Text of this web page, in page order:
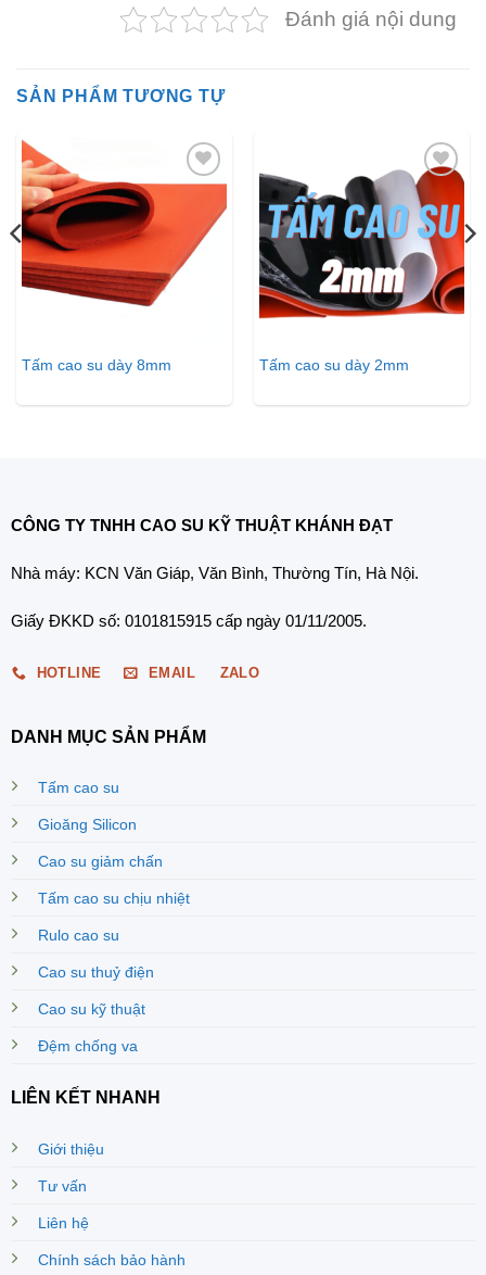
Đánh giá nội dung
SẢN PHẨM TƯƠNG TỰ
danh
sách
yêu
thích
Tấm cao su dày 8mm
vào
danh
sách
yêu
thích
Tấm cao su dày 2mm
CÔNG TY TNHH CAO SU KỸ THUẬT KHÁNH ĐẠT
Nhà máy: KCN Văn Giáp, Văn Bình, Thường Tín, Hà Nội.
Giấy ĐKKD số: 0101815915 cấp ngày 01/11/2005.
HOTLINE EMAIL ZALO
DANH MỤC SẢN PHẨM
Tấm cao su
Gioăng Silicon
Cao su giảm chấn
Tấm cao su chịu nhiệt
Rulo cao su
Cao su thuỷ điện
Cao su kỹ thuật
Đệm chống va
LIÊN KẾT NHANH
Giới thiệu
Tư vấn
Liên hệ
Chính sách bảo hành